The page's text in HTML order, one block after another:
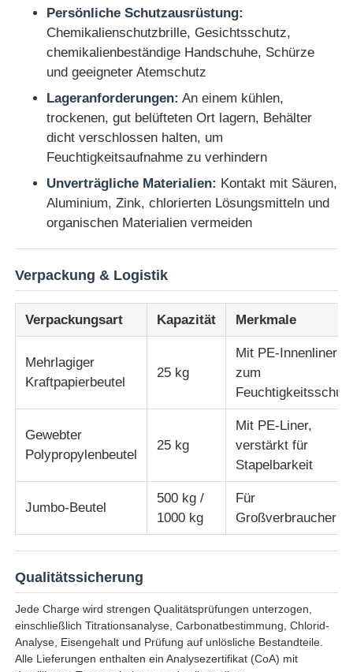
Persönliche Schutzausrüstung:
Chemikalienschutzbrille, Gesichtsschutz,
chemikalienbeständige Handschuhe, Schürze
und geeigneter Atemschutz
Lageranforderungen: An einem kühlen,
trockenen, gut belüfteten Ort lagern, Behälter
dicht verschlossen halten, um
Feuchtigkeitsaufnahme zu verhindern
Unverträgliche Materialien: Kontakt mit Säuren,
Aluminium, Zink, chlorierten Lösungsmitteln und
organischen Materialien vermeiden
Verpackung & Logistik
Verpackungsart Kapazität Merkmale
Mehrlagiger
Kraftpapierbeutel
25 kg
Mit PE-Innenliner
zum
Gewebter
Polypropylenbeutel
25 kg
Mit PE-Liner,
verstärkt für
Stapelbarkeit
Jumbo-Beutel
500 kg /
1000 kg
Für
Großverbraucher
Qualitätssicherung
Jede Charge wird strengen Qualitätsprüfungen unterzogen,
einschließlich Titrationsanalyse, Carbonatbestimmung, Chlorid-
Analyse, Eisengehalt und Prüfung auf unlösliche Bestandteile.
Alle Lieferungen enthalten ein Analysezertifikat (CoA) mit